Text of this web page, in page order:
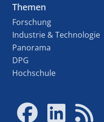
Themen
Forschung
Industrie & Technologie
Panorama
DPG
Hochschule